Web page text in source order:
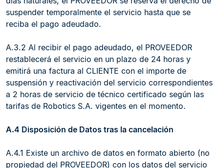
suspender temporalmente el servicio hasta que se
reciba el pago adeudado.
A.3.2 Al recibir el pago adeudado, el PROVEEDOR
restablecerá el servicio en un plazo de 24 horas y
emitirá una factura al CLIENTE con el importe de
suspensión y reactivación del servicio correspondientes
a 2 horas de servicio de técnico certificado según las
tarifas de Robotics S.A. vigentes en el momento.
A.4 Disposición de Datos tras la cancelación
A.4.1 Existe un archivo de datos en formato abierto (no
propiedad del PROVEEDOR) con los datos del servicio